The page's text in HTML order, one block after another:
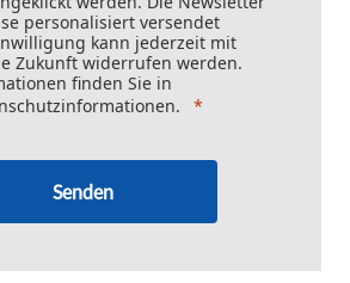
personalisiert versendet
kann jederzeit mit
Zukunft widerrufen werden.
finden Sie in
.
Senden